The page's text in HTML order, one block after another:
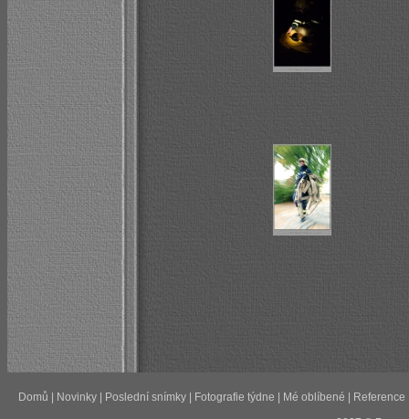
Domů Novinky| Poslední snímky| Fotografie týdne Mé oblíbené Reference